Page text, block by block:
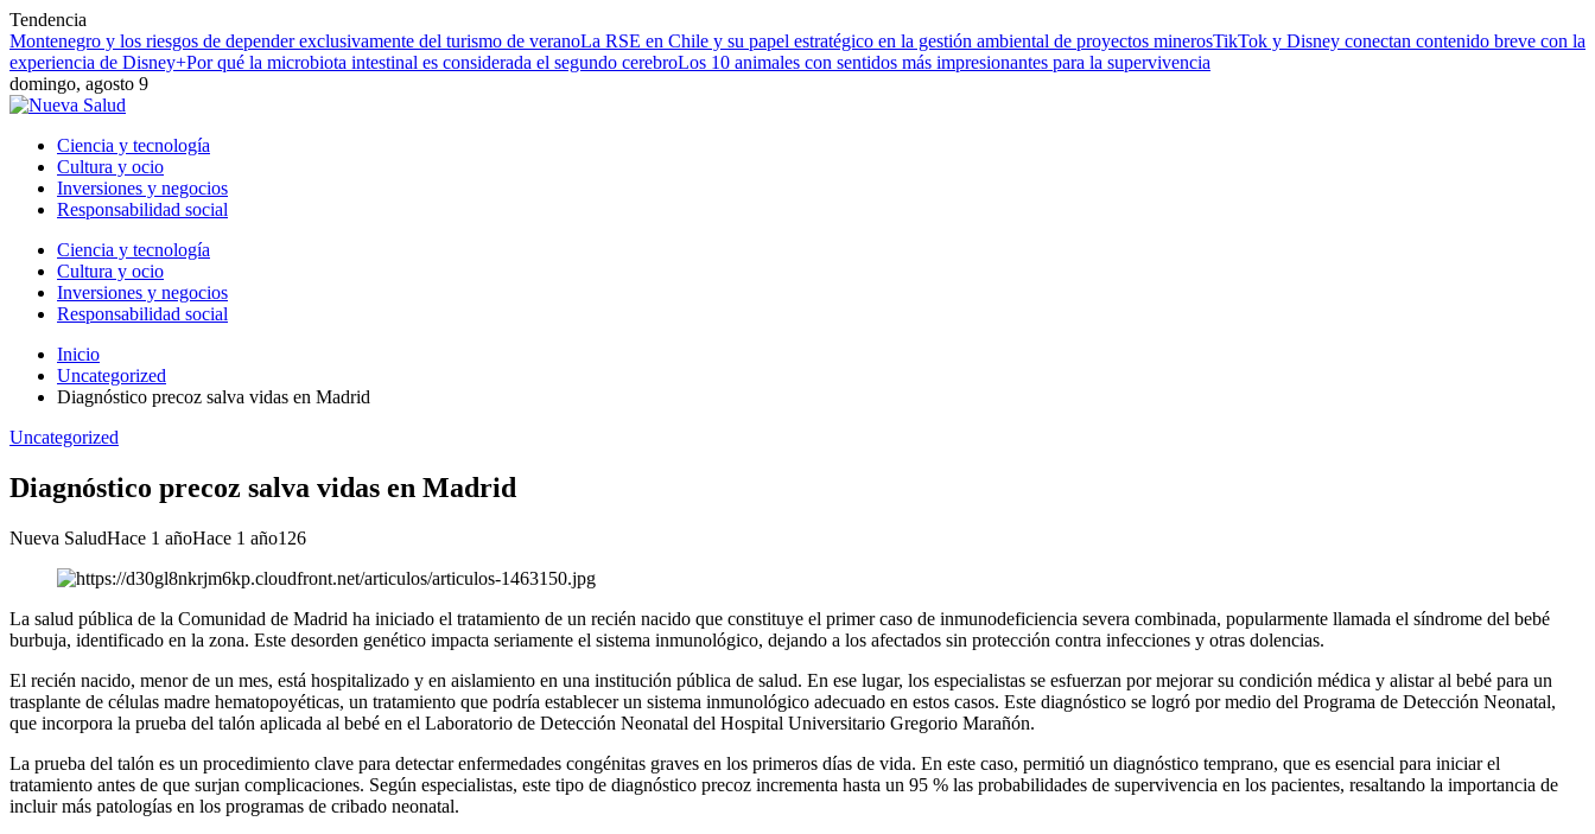
Tendencia
Montenegro y los riesgos de depender exclusivamente del turismo de veranoLa RSE en Chile y su papel estratégico en la gestión ambiental de proyectos minerosTikTok y Disney conectan contenido breve con la
experiencia de Disney+Por qué la microbiota intestinal es considerada el segundo cerebroLos 10 animales con sentidos más impresionantes para la supervivencia
domingo, agosto 9
Ciencia y tecnología
Cultura y ocio
Inversiones y negocios
Responsabilidad social
Ciencia y tecnología
Cultura y ocio
Inversiones y negocios
Responsabilidad social
Inicio
Uncategorized
Diagnóstico precoz salva vidas en Madrid
Uncategorized
Diagnóstico precoz salva vidas en Madrid
Nueva SaludHace 1 añoHace 1 año126
La salud pública de la Comunidad de Madrid ha iniciado el tratamiento de un recién nacido que constituye el primer caso de inmunodeficiencia severa combinada, popularmente llamada el síndrome del bebé
burbuja, identificado en la zona. Este desorden genético impacta seriamente el sistema inmunológico, dejando a los afectados sin protección contra infecciones y otras dolencias.
El recién nacido, menor de un mes, está hospitalizado y en aislamiento en una institución pública de salud. En ese lugar, los especialistas se esfuerzan por mejorar su condición médica y alistar al bebé para un
trasplante de células madre hematopoyéticas, un tratamiento que podría establecer un sistema inmunológico adecuado en estos casos. Este diagnóstico se logró por medio del Programa de Detección Neonatal,
que incorpora la prueba del talón aplicada al bebé en el Laboratorio de Detección Neonatal del Hospital Universitario Gregorio Marañón.
La prueba del talón es un procedimiento clave para detectar enfermedades congénitas graves en los primeros días de vida. En este caso, permitió un diagnóstico temprano, que es esencial para iniciar el
tratamiento antes de que surjan complicaciones. Según especialistas, este tipo de diagnóstico precoz incrementa hasta un 95 % las probabilidades de supervivencia en los pacientes, resaltando la importancia de
incluir más patologías en los programas de cribado neonatal.